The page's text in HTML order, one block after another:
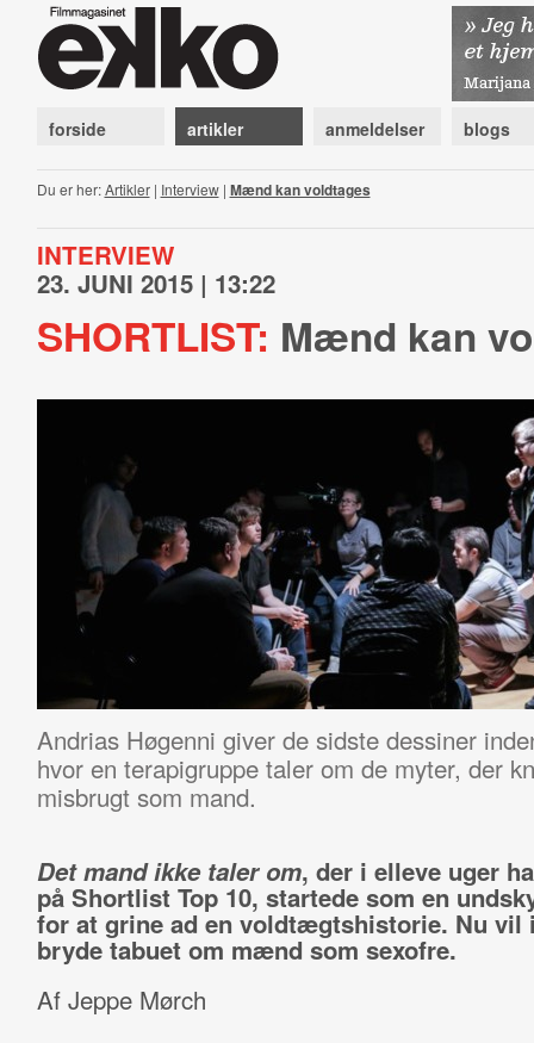
forside artikler anmeldelser blogs
Du er her:Artikler| Interview| Mænd kan voldtages
INTERVIEW
23. JUNI 2015 | 13:22
SHORTLIST: Mænd kan
Andrias Høgenni giver de sidste dessiner
hvor en terapigruppe taler om de myter, der
misbrugt som mand.
Det mand ikke taler om, der i elleve uger
på Shortlist Top 10, startede som en
for at grine ad en voldtægtshistorie. Nu vil
bryde tabuet om mænd som sexofre.
Af Jeppe Mørch